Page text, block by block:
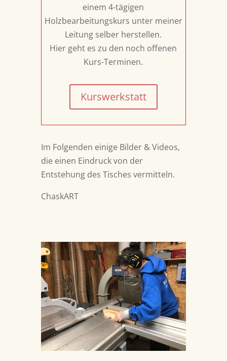
einem 4-tägigen
Holzbearbeitungskurs unter meiner
Leitung selber herstellen.
Hier geht es zu den noch offenen
Kurs-Terminen.
Kurswerkstatt
Im Folgenden einige Bilder & Videos,
die einen Eindruck von der
Entstehung des Tisches vermitteln.
ChaskART